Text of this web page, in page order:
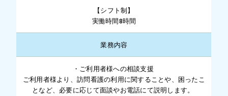
【シフト制】
実働時間8時間
業務内容
・ご利用者様への相談支援
ご利用者様より、訪問看護の利用に関することや、困ったこ
となど、必要に応じて面談やお電話にて説明します。